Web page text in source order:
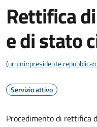
Rettifica
e di stato
(
Servizio attivo
Procedimento di rettifica